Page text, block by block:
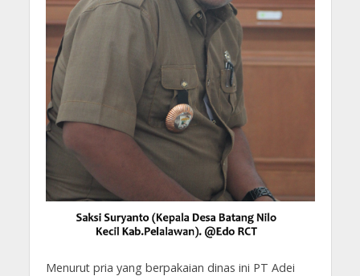
Menurut pria yang berpakaian dinas ini PT Adei